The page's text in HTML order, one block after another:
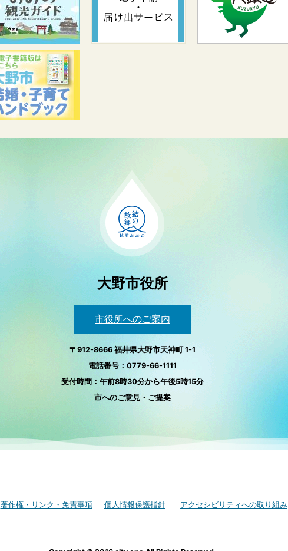
大野市役所
市役所へのご案内
〒912-8666 福井県大野市天神町 1-1
電話番号：0779-66-1111
受付時間：午前8時30分から午後5時15分
市へのご意見・ご提案
著作権・リンク・免責事項 個人情報保護指針 アクセシビリティへの取り組み